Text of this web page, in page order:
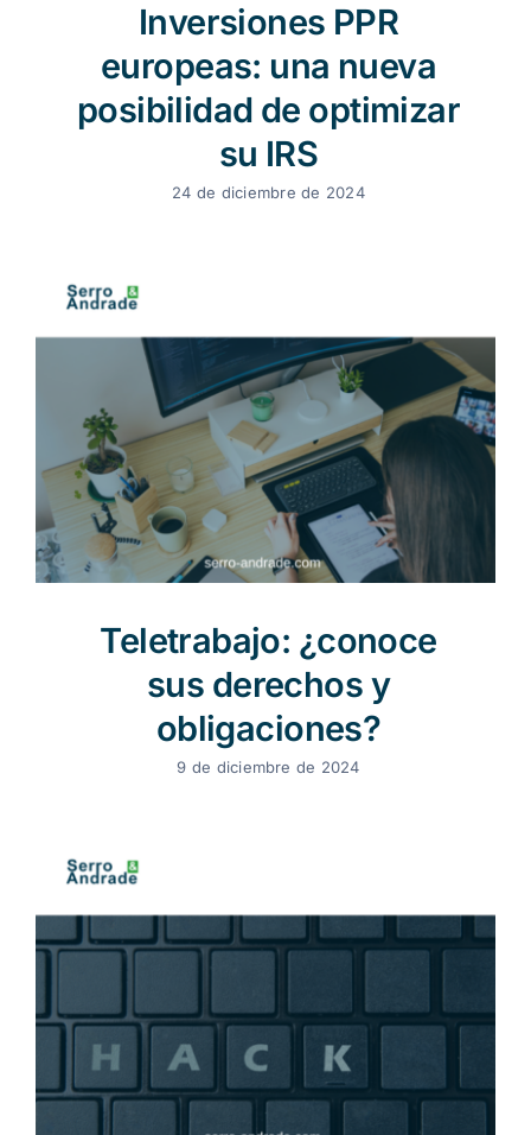
Inversiones PPR
europeas: una nueva
posibilidad de optimizar
su IRS
24 de diciembre de 2024
Teletrabajo: ¿conoce
sus derechos y
obligaciones?
9 de diciembre de 2024